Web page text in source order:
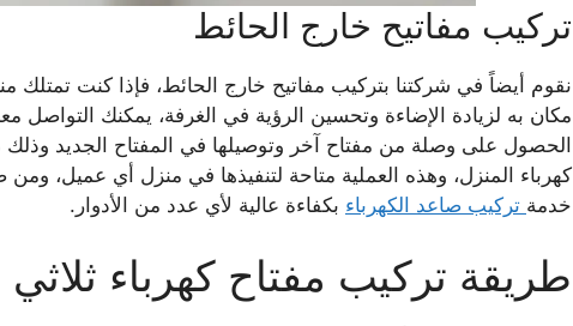
تركيب مفاتيح خارج الحائط
نقوم أيضاً في شركتنا بتركيب مفاتيح خارج الحائط، فإذا كنت تمتلك
مكان به لزيادة الإضاءة وتحسين الرؤية في الغرفة، يمكنك التواصل
الحصول على وصلة من مفتاح آخر وتوصيلها في المفتاح الجديد وذلك
كهرباء المنزل، وهذه العملية متاحة لتنفيذها في منزل أي عميل،
خدمة تركيب صاعد الكهرباء بكفاءة عالية لأي عدد من الأدوار.
طريقة تركيب مفتاح كهرباء ثلاثي